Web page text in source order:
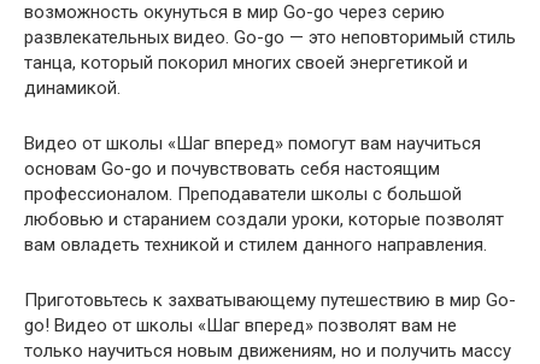
возможность окунуться в мир Go-go через серию
развлекательных видео. Go-go — это неповторимый стиль
танца, который покорил многих своей энергетикой и
динамикой.
Видео от школы «Шаг вперед» помогут вам научиться
основам Go-go и почувствовать себя настоящим
профессионалом. Преподаватели школы с большой
любовью и старанием создали уроки, которые позволят
вам овладеть техникой и стилем данного направления.
Приготовьтесь к захватывающему путешествию в мир Go-
go! Видео от школы «Шаг вперед» позволят вам не
только научиться новым движениям, но и получить массу